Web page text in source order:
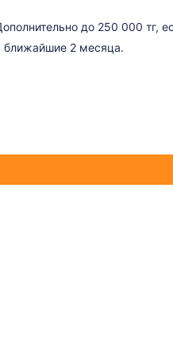
до 250 000 тг,
ближайшие 2 месяца.